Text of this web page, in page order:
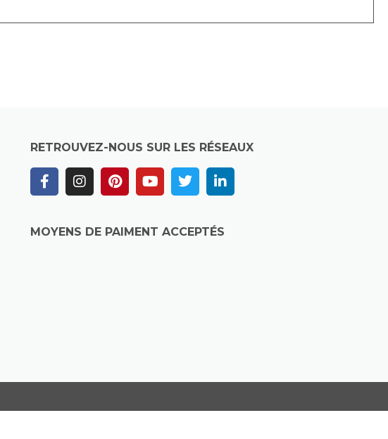
RETROUVEZ-NOUS SUR LES RÉSEAUX
MOYENS DE PAIMENT ACCEPTÉS